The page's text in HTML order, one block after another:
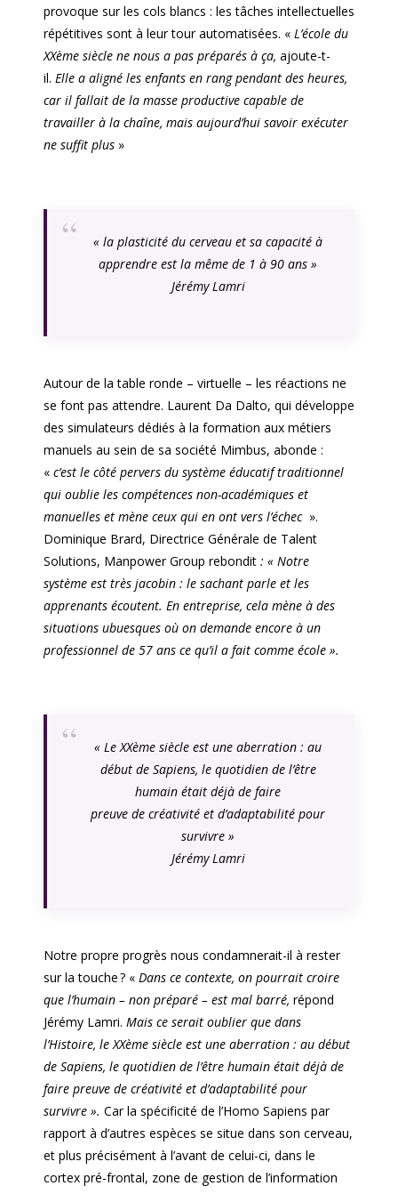
provoque sur les cols blancs : les tâches intellectuelles
répétitives sont à leur tour automatisées. « L’école du
XXème siècle ne nous a pas préparés à ça, ajoute-t-
il. Elle a aligné les enfants en rang pendant des heures,
car il fallait de la masse productive capable de
travailler à la chaîne, mais aujourd’hui savoir exécuter
ne suffit plus »
« la plasticité du cerveau et sa capacité à
apprendre est la même de 1 à 90 ans »
Jérémy Lamri
Autour de la table ronde – virtuelle – les réactions ne
se font pas attendre. Laurent Da Dalto, qui développe
des simulateurs dédiés à la formation aux métiers
manuels au sein de sa société Mimbus, abonde :
« c’est le côté pervers du système éducatif traditionnel
qui oublie les compétences non-académiques et
manuelles et mène ceux qui en ont vers l’échec ».
Dominique Brard, Directrice Générale de Talent
Solutions, Manpower Group rebondit : « Notre
système est très jacobin : le sachant parle et les
apprenants écoutent. En entreprise, cela mène à des
situations ubuesques où on demande encore à un
professionnel de 57 ans ce qu’il a fait comme école ».
« Le XXème siècle est une aberration : au
début de Sapiens, le quotidien de l’être
humain était déjà de faire
preuve de créativité et d’adaptabilité pour
survivre »
Jérémy Lamri
Notre propre progrès nous condamnerait-il à rester
sur la touche ? « Dans ce contexte, on pourrait croire
que l’humain – non préparé – est mal barré, répond
Jérémy Lamri. Mais ce serait oublier que dans
l’Histoire, le XXème siècle est une aberration : au début
de Sapiens, le quotidien de l’être humain était déjà de
faire preuve de créativité et d’adaptabilité pour
survivre ». Car la spécificité de l’Homo Sapiens par
rapport à d’autres espèces se situe dans son cerveau,
et plus précisément à l’avant de celui-ci, dans le
cortex pré-frontal, zone de gestion de l’information